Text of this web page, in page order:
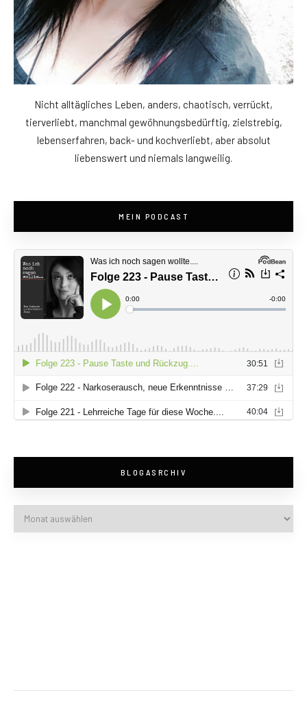
Nicht alltägliches Leben, anders, chaotisch, verrückt,
tierverliebt, manchmal gewöhnungsbedürftig, zielstrebig,
lebenserfahren, back- und kochverliebt, aber absolut
liebenswert und niemals langweilig.
MEIN PODCAST
BLOGASRCHIV